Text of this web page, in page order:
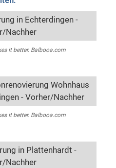
in Echterdingen -
Nachher
it better. Balbooa.com
Wohnhaus
- Vorher/Nachher
it better. Balbooa.com
in Plattenhardt -
Nachher